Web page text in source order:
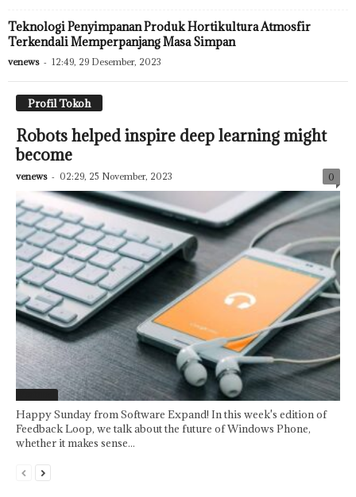
Teknologi Penyimpanan Produk Hortikultura Atmosfir
Terkendali Memperpanjang Masa Simpan
venews - 12:49, 29 Desember, 2023
Profil Tokoh
Robots helped inspire deep learning might
become
venews - 02:29, 25 November, 2023 0
Happy Sunday from Software Expand! In this week's edition of
Feedback Loop, we talk about the future of Windows Phone,
whether it makes sense...